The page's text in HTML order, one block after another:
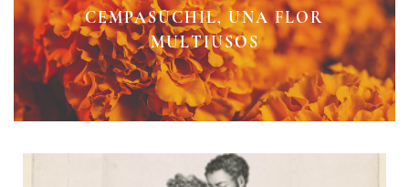
CEMPASÚCHIL, UNA FLOR
MULTIUSOS
DE CÓMO AL CEMPASÚCHIL SE LO
LLEVARON A LA CHINA
DE CEMPASÚCHIL SE PINTA LA
COMIDA